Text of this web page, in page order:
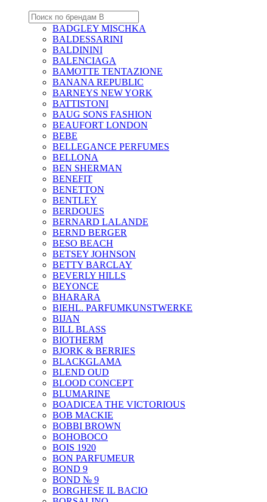
BADGLEY MISCHKA
BALDESSARINI
BALDININI
BALENCIAGA
BAMOTTE TENTAZIONE
BANANA REPUBLIC
BARNEYS NEW YORK
BATTISTONI
BAUG SONS FASHION
BEAUFORT LONDON
BEBE
BELLEGANCE PERFUMES
BELLONA
BEN SHERMAN
BENEFIT
BENETTON
BENTLEY
BERDOUES
BERNARD LALANDE
BERND BERGER
BESO BEACH
BETSEY JOHNSON
BETTY BARCLAY
BEVERLY HILLS
BEYONCE
BHARARA
BIEHL. PARFUMKUNSTWERKE
BIJAN
BILL BLASS
BIOTHERM
BJORK & BERRIES
BLACKGLAMA
BLEND OUD
BLOOD CONCEPT
BLUMARINE
BOADICEA THE VICTORIOUS
BOB MACKIE
BOBBI BROWN
BOHOBOCO
BOIS 1920
BON PARFUMEUR
BOND 9
BOND № 9
BORGHESE IL BACIO